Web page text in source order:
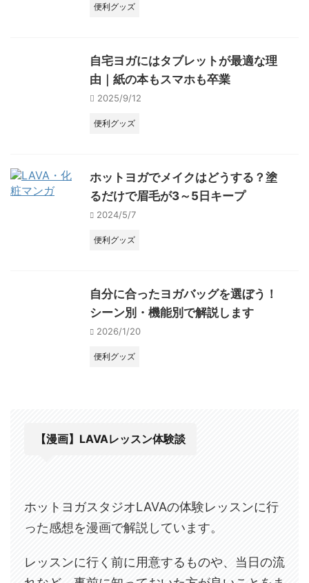
便利グッズ
自宅ヨガにはタブレットが最適な理
由｜紙の本もスマホも卒業
2025/9/12
便利グッズ
ホットヨガでメイクはどうする？塗
るだけで眉毛が3～5日キープ
2024/5/7
便利グッズ
自分に合ったヨガバッグを選ぼう！
シーン別・機能別で解説します
2026/1/20
便利グッズ
【漫画】LAVAレッスン体験談
ホットヨガスタジオLAVAの体験レッスンに行
った感想を漫画で解説しています。
レッスンに行く前に用意するものや、当日の流